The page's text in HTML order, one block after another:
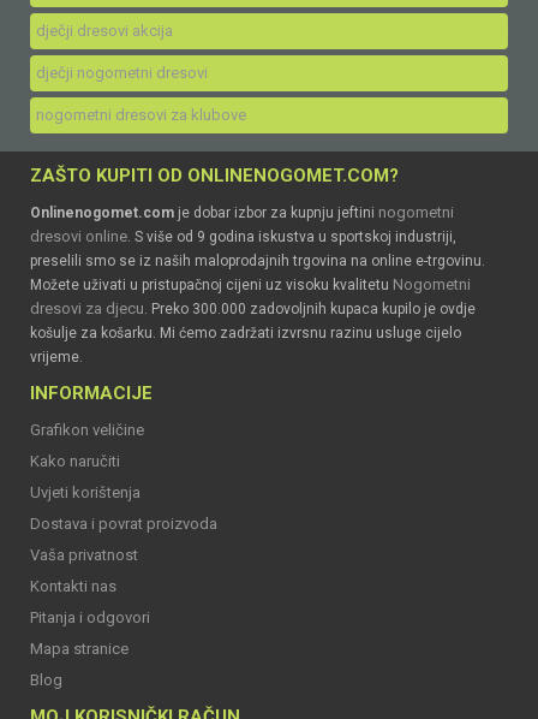
dječji dresovi akcija
dječji nogometni dresovi
nogometni dresovi za klubove
ZAŠTO KUPITI OD ONLINENOGOMET.COM?
Onlinenogomet.com je dobar izbor za kupnju jeftini nogometni
dresovi online. S više od 9 godina iskustva u sportskoj industriji,
preselili smo se iz naših maloprodajnih trgovina na online e-trgovinu.
Možete uživati u pristupačnoj cijeni uz visoku kvalitetu Nogometni
dresovi za djecu. Preko 300.000 zadovoljnih kupaca kupilo je ovdje
košulje za košarku. Mi ćemo zadržati izvrsnu razinu usluge cijelo
vrijeme.
INFORMACIJE
Grafikon veličine
Kako naručiti
Uvjeti korištenja
Dostava i povrat proizvoda
Vaša privatnost
Kontakti nas
Pitanja i odgovori
Mapa stranice
Blog